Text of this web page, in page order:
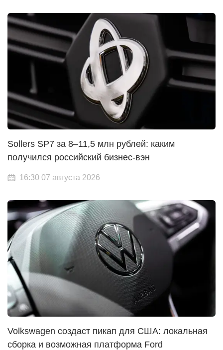
Sollers SP7 за 8–11,5 млн рублей: каким
получился российский бизнес-вэн
16:30 07 августа 2026
Volkswagen создаст пикап для США: локальная
сборка и возможная платформа Ford